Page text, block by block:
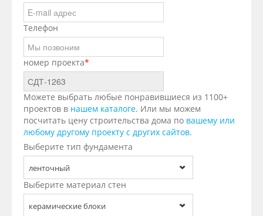
Телефон
номер проекта*
Можете выбрать любые понравившиеся из 1100+
проектов в нашем каталоге. Или мы можем
посчитать цену строительства дома по вашему или
любому другому проекту с других сайтов.
Выберите тип фундамента
ленточный
Выберите материал стен
керамические блоки